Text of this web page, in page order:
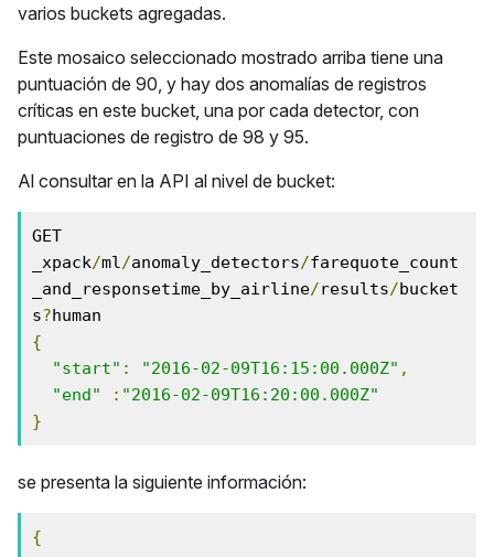
varios buckets agregadas.
Este mosaico seleccionado mostrado arriba tiene una
puntuación de 90, y hay dos anomalías de registros
críticas en este bucket, una por cada detector, con
puntuaciones de registro de 98 y 95.
Al consultar en la API al nivel de bucket:
GET
_xpack/ml/anomaly_detectors/farequote_count
_and_responsetime_by_airline/results/bucket
s?
{
"start" : "2016-02-09T16:15:00.000Z" ,
"end"
: "2016-02-09T16:20:00.000Z"
}
se presenta la siguiente información:
{